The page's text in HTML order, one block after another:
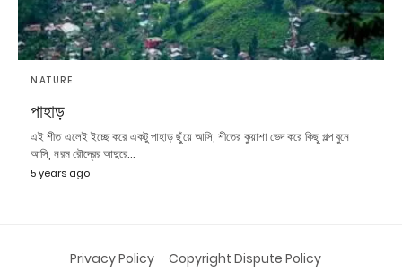
NATURE
পাহাড়
এই শীত এলেই ইচ্ছে করে একটু পাহাড় ছুঁয়ে আসি, শীতের কুয়াশা ভেদ করে কিছু গল্প বুনে
আসি, নরম রৌদ্রের আদুরে…
5 years ago
Privacy Policy Copyright Dispute Policy